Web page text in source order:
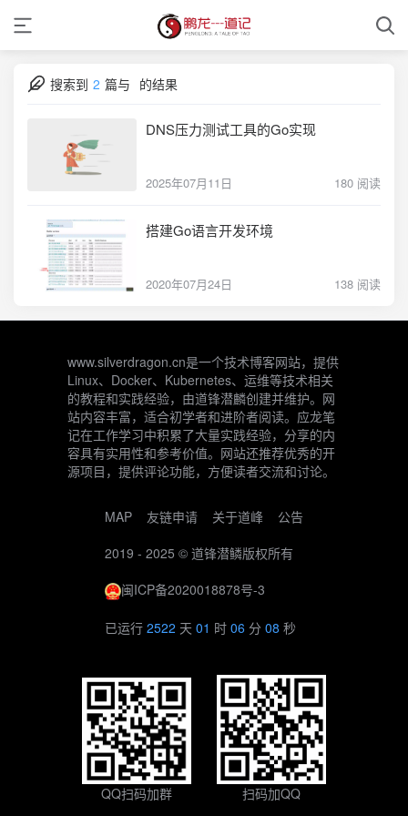
搜索到 2 篇与 的结果
DNS压力测试工具的Go实现
2025年07月11日 180 阅读
搭建Go语言开发环境
2020年07月24日 138 阅读
www.silverdragon.cn是一个技术博客网站，提供
Linux、Docker、Kubernetes、运维等技术相关
的教程和实践经验，由道锋潜麟创建并维护。网
站内容丰富，适合初学者和进阶者阅读。应龙笔
记在工作学习中积累了大量实践经验，分享的内
容具有实用性和参考价值。网站还推荐优秀的开
源项目，提供评论功能，方便读者交流和讨论。
MAP 友链申请 关于道峰
公告
2019 - 2025 © 道锋潜鳞版权所有
闽ICP备2020018878号-3
已运行 2522 天 01 时 06 分 08 秒
QQ扫码加群 扫码加QQ